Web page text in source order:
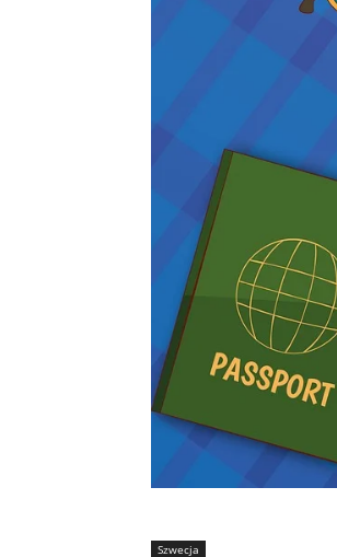
Szwecja